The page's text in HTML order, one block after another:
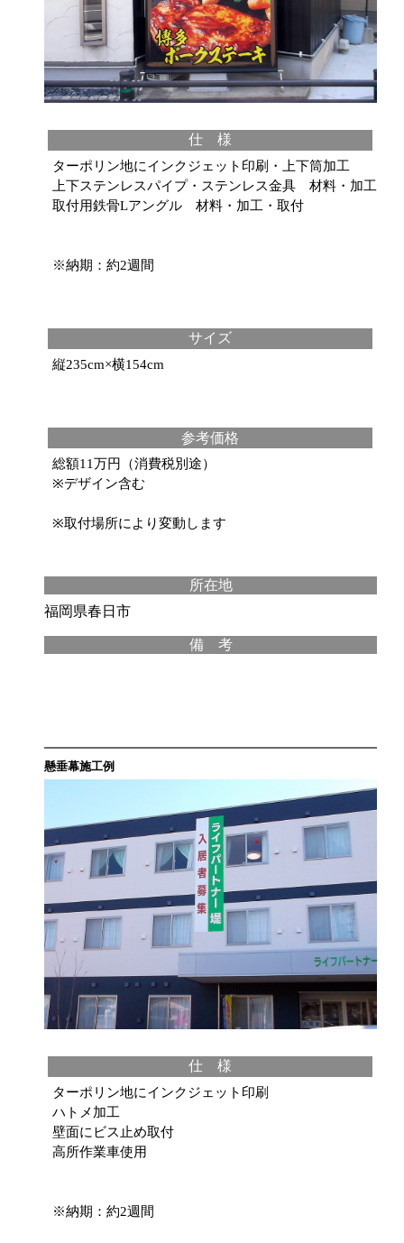
仕 様
ターポリン地にインクジェット印刷・上下筒加工
上下ステンレスパイプ・ステンレス金具 材料・加工
取付用鉄骨Lアングル 材料・加工・取付
※納期：約2週間
サイズ
縦235cm×横154cm
参考価格
総額11万円（消費税別途）
※デザイン含む
※取付場所により変動します
所在地
福岡県春日市
備 考
懸垂幕施工例
仕 様
ターポリン地にインクジェット印刷
ハトメ加工
壁面にビス止め取付
高所作業車使用
※納期：約2週間